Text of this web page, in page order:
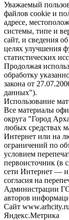
Уважаемый
файлов cookie и
адресе,
системы, типе и
сайт, и сведения
целях улучшения
статистических
Продолжая
обработку
закона от
данных").
Использование
Все материалы
округа "Город
любых средствах
Интернет или на
ограничений по
условием
первоисточник (в
сети Интернет —
согласия на
Администрации
авторов
Сайт
Яндекс.Метрика